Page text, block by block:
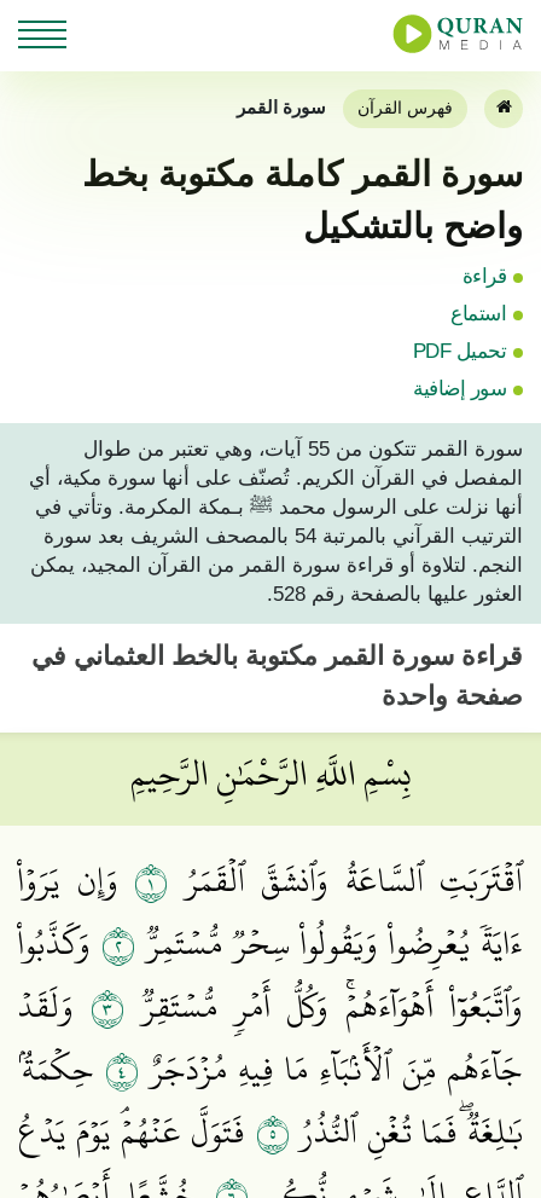
فهرس القرآن سورة القمر
سورة القمر كاملة مكتوبة بخط
واضح بالتشكيل
قراءة
استماع
تحميل PDF
سور إضافية
سورة القمر تتكون من 55 آيات، وهي تعتبر من طوال
المفصل في القرآن الكريم. تُصنّف على أنها سورة مكية، أي
أنها نزلت على الرسول محمد ﷺ بـمكة المكرمة. وتأتي في
الترتيب القرآني بالمرتبة 54 بالمصحف الشريف بعد سورة
النجم. لتلاوة أو قراءة سورة القمر من القرآن المجيد، يمكن
العثور عليها بالصفحة رقم 528.
قراءة سورة القمر مكتوبة بالخط العثماني في
صفحة واحدة
بِسْمِ اللَّهِ الرَّحْمَٰنِ الرَّحِيمِ
ٱقۡتَرَبَتِ ٱلسَّاعَةُ وَٱنشَقَّ ٱلۡقَمَرُ ١ وَإِن يَرَوۡاْ
ءَايَةٗ يُعۡرِضُواْ وَيَقُولُواْ سِحۡرٞ مُّسۡتَمِرّٞ٢ وَكَذَّبُواْ
وَٱتَّبَعُوٓاْ أَهۡوَآءَهُمۡۚ وَكُلُّ أَمۡرٖ مُّسۡتَقِرّٞ ٣ وَلَقَدۡ
جَآءَهُم مِّنَ ٱلۡأَنۢبَآءِ مَا فِيهِ مُزۡدَجَرٌ٤ حِكۡمَةُۢ
بَٰلِغَةٞۖ فَمَا تُغۡنِ ٱلنُّذُرُ٥ فَتَوَلَّ عَنۡهُمۡۘ يَوۡمَ يَدۡعُ